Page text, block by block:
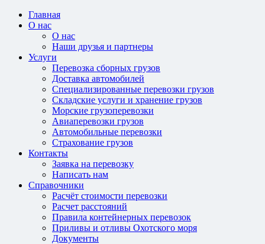
Главная
О нас
О нас
Наши друзья и партнеры
Услуги
Перевозка сборных грузов
Доставка автомобилей
Специализированные перевозки грузов
Складские услуги и хранение грузов
Морские грузоперевозки
Авиаперевозки грузов
Автомобильные перевозки
Страхование грузов
Контакты
Заявка на перевозку
Написать нам
Справочники
Расчёт стоимости перевозки
Расчет расстояний
Правила контейнерных перевозок
Приливы и отливы Охотского моря
Документы